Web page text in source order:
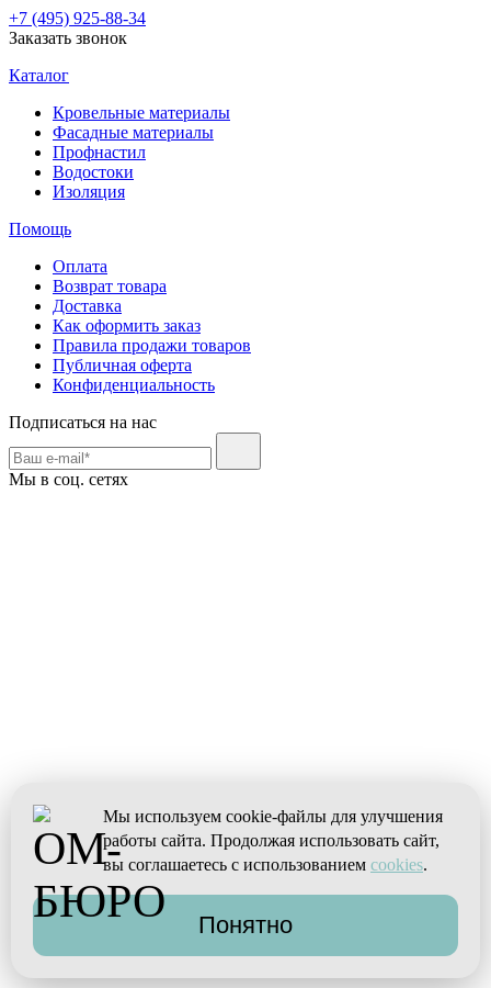
+7 (495) 925-88-34
Заказать звонок
Каталог
Кровельные материалы
Фасадные материалы
Профнастил
Водостоки
Изоляция
Помощь
Оплата
Возврат товара
Доставка
Как оформить заказ
Правила продажи товаров
Публичная оферта
Конфиденциальность
Подписаться на нас
Мы в соц. сетях
Мы используем cookie-файлы для улучшения
работы сайта. Продолжая использовать сайт,
вы соглашаетесь с использованием cookies.
Понятно